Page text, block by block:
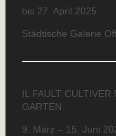
bis 27. April 2025
Städtische Galerie
IL FAULT
GARTEN
9. März – 15. Juni